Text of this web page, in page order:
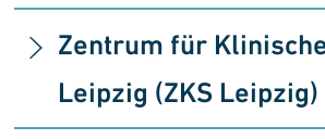
Zentrum für
Leipzig (ZKS Leipzig)